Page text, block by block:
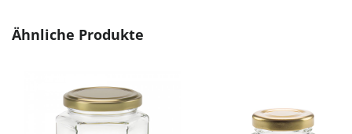
zum sauberen Abfüllen ohne
Gebrauch.PflegehinweiseNach
Gebrauch reinigenGut trocknen
lassenJetzt bestellenBestelle
Produktgalerie überspringen
Ähnliche Produkte